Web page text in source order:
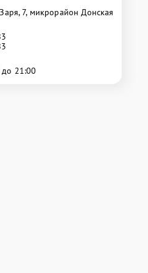
7, микрорайон Донская
до 21:00